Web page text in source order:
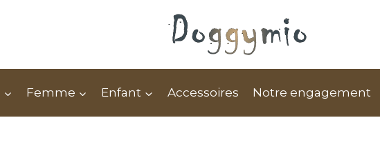
Femme Enfant Accessoires Notre engagement